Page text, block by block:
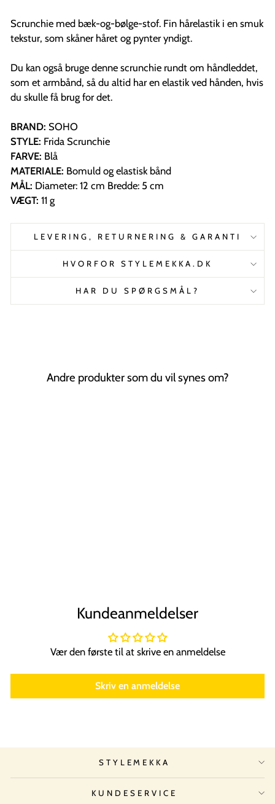
Scrunchie med bæk-og-bølge-stof. Fin hårelastik i en smuk
tekstur, som skåner håret og pynter yndigt.
Du kan også bruge denne scrunchie rundt om håndleddet,
som et armbånd, så du altid har en elastik ved hånden, hvis
du skulle få brug for det.
BRAND: SOHO
STYLE: Frida Scrunchie
FARVE: Blå
MATERIALE: Bomuld og elastisk bånd
MÅL: Diameter: 12 cm Bredde: 5 cm
VÆGT: 11 g
LEVERING, RETURNERING & GARANTI
HVORFOR STYLEMEKKA.DK
HAR DU SPØRGSMÅL?
Andre produkter som du vil synes om?
Kundeanmeldelser
Vær den første til at skrive en anmeldelse
Skriv en anmeldelse
STYLEMEKKA
KUNDESERVICE